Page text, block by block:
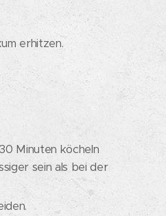
erhitzen.
Minuten köcheln
sein als bei der